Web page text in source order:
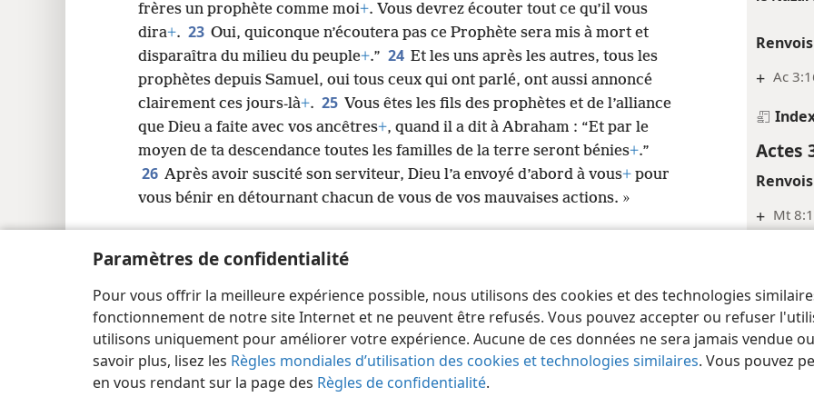
Paramètres de confidentialité
Pour vous offrir la meilleure expérience possible, nous utilisons des cookies et des technologies
fonctionnement de notre site Internet et ne peuvent être refusés. Vous pouvez accepter ou refuser
utilisons uniquement pour améliorer votre expérience. Aucune de ces données ne sera jamais vendue
savoir plus, lisez les Règles mondiales d’utilisation des cookies et technologies similaires. Vous pouvez
en vous rendant sur la page des Règles de confidentialité.
Renvois
+ Ac
Actes
Renvois
+ Mt
Actes
Renvois
frères un prophète comme moi+. Vous devrez écouter tout ce qu’il vous
dira+. 23 Oui, quiconque n’écoutera pas ce Prophète sera mis à mort et
disparaîtra du milieu du peuple+.” 24 Et les uns après les autres, tous les
prophètes depuis Samuel, oui tous ceux qui ont parlé, ont aussi annoncé
clairement ces jours-là+. 25 Vous êtes les fils des prophètes et de l’alliance
que Dieu a faite avec vos ancêtres+, quand il a dit à Abraham : “Et par le
moyen de ta descendance toutes les familles de la terre seront bénies+.”
26 Après avoir suscité son serviteur, Dieu l’a envoyé d’abord à vous+ pour
vous bénir en détournant chacun de vous de vos mauvaises actions. »
Copyright© 2026 Watch Tower Bible and Tract Society of Pennsylvania Conditions d’utilisation Règles de confidentialité